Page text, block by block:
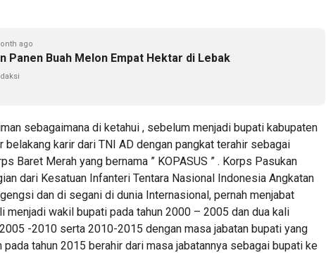
ago
Panen Buah Melon Empat Hektar di Lebak
sebagaimana di ketahui , sebelum menjadi bupati kabupaten
belakang karir dari TNI AD dengan pangkat terahir sebagai
Baret Merah yang bernama ” KOPASUS ” . Korps Pasukan
dari Kesatuan Infanteri Tentara Nasional Indonesia Angkatan
dan di segani di dunia Internasional, pernah menjabat
menjadi wakil bupati pada tahun 2000 – 2005 dan dua kali
-2010 serta 2010-2015 dengan masa jabatan bupati yang
pada tahun 2015 berahir dari masa jabatannya sebagai bupati ke